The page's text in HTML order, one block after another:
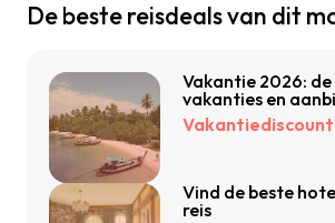
De beste reisdeals van dit
Vakantie 2026:
vakanties en
Vind de beste
reis